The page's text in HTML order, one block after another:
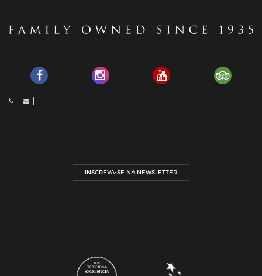
INSCREVA-SE NA NEWSLETTER